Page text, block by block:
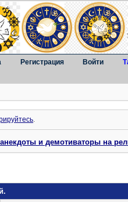
Регистрация Войти
.
и демотиваторы на